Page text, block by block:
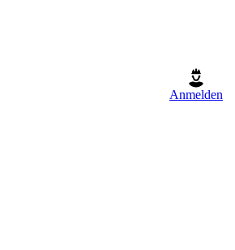
Anmelden